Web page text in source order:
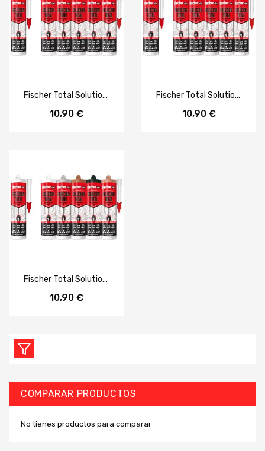
Fischer Total Solution Sellador Adhesivo MS Terracota 290 ml
10,90 €
Fischer Total Solution Sellador Adhesivo MS Gris 290 ml
10,90 €
Fischer Total Solution Sellador Adhesivo MS Blanco 290 ml
10,90 €
COMPARAR PRODUCTOS
No tienes productos para comparar